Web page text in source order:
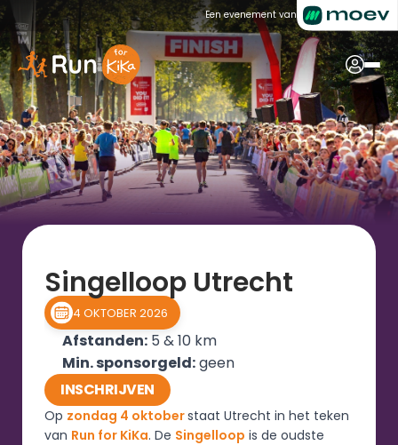
Een evenement van
Singelloop Utrecht
4 OKTOBER 2026
Afstanden: 5 & 10 km
Min. sponsorgeld: geen
Op zondag 4 oktober staat Utrecht in het teken
van Run for KiKa. De Singelloop is de oudste
INSCHRIJVEN